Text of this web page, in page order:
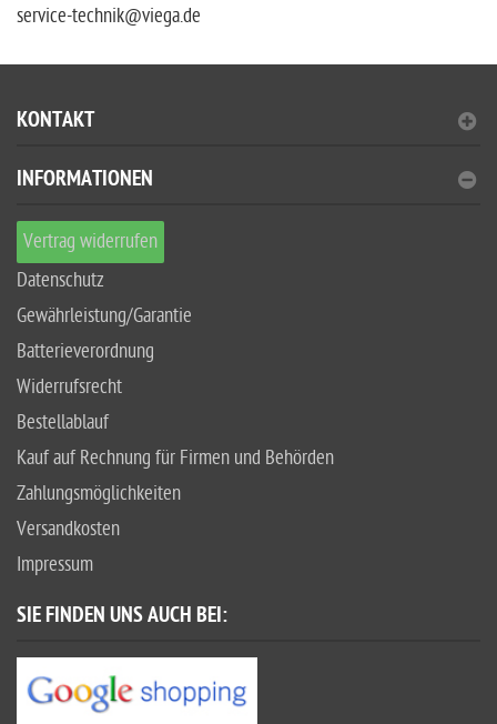
service-technik@viega.de
KONTAKT
INFORMATIONEN
Vertrag widerrufen
Datenschutz
Gewährleistung/Garantie
Batterieverordnung
Widerrufsrecht
Bestellablauf
Kauf auf Rechnung für Firmen und Behörden
Zahlungsmöglichkeiten
Versandkosten
Impressum
SIE FINDEN UNS AUCH BEI: